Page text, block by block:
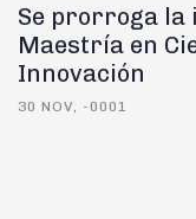
Se prorroga
Maestría en
Innovación
30 NOV, -0001